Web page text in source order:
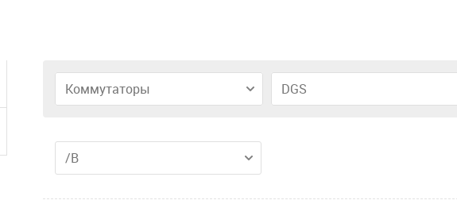
Коммутаторы DGS
/B